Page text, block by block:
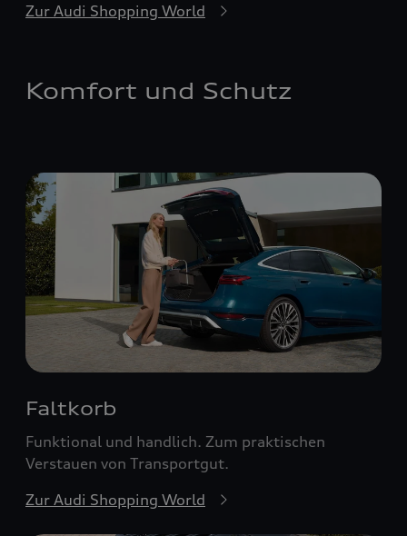
Zur Audi Shopping World
Komfort und Schutz
Faltkorb
Funktional und handlich. Zum praktischen
Verstauen von Transportgut.
Zur Audi Shopping World